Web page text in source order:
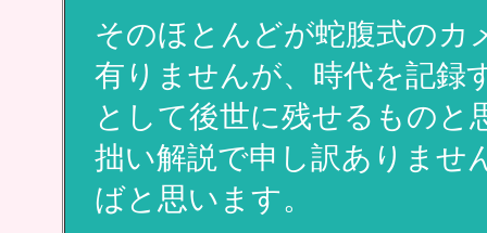
そのほとんどが蛇腹式のカ
有りませんが、時代を記録
として後世に残せるものと
拙い解説で申し訳ありませ
ばと思います。